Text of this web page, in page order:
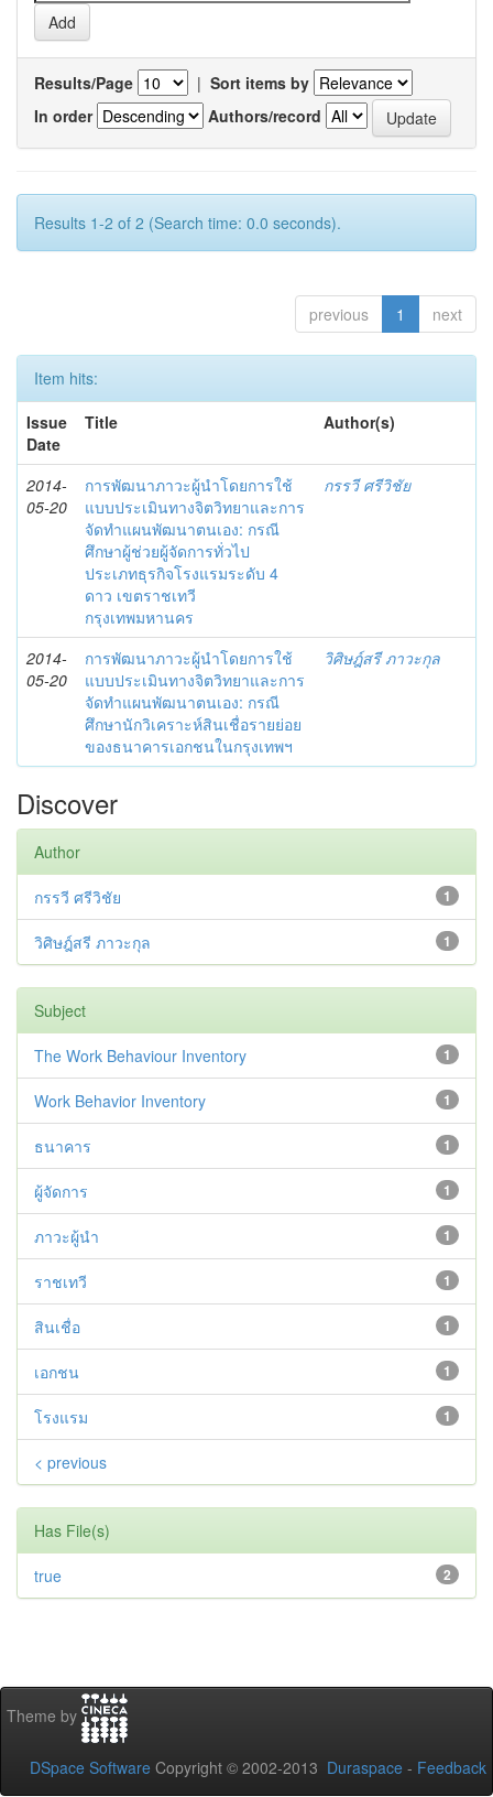
Results/Page | Sort items by
In order
Authors/record
Results 1-2 of 2 (Search time: 0.0 seconds).
previous 1 next
Item hits:
Issue
Date
Title Author(s)
2014-
05-20
การพัฒนาภาวะผู้นำโดยการใช้
แบบประเมินทางจิตวิทยาและการ
จัดทำแผนพัฒนาตนเอง: กรณี
ศึกษาผู้ช่วยผู้จัดการทั่วไป
ประเภทธุรกิจโรงแรมระดับ 4
ดาว เขตราชเทวี
กรุงเทพมหานคร
กรรวี ศรีวิชัย
2014-
05-20
การพัฒนาภาวะผู้นำโดยการใช้
แบบประเมินทางจิตวิทยาและการ
จัดทำแผนพัฒนาตนเอง: กรณี
ศึกษานักวิเคราะห์สินเชื่อรายย่อย
ของธนาคารเอกชนในกรุงเทพฯ
วิศิษฎ์สรี ภาวะกุล
Discover
Author
1
กรรวี ศรีวิชัย
1
วิศิษฎ์สรี ภาวะกุล
Subject
1
The Work Behaviour Inventory
1
Work Behavior Inventory
1
ธนาคาร
1
ผู้จัดการ
1
ภาวะผู้นำ
1
ราชเทวี
1
สินเชื่อ
1
เอกชน
1
โรงแรม
< previous
Has File(s)
2
true
Theme by
DSpace Software Copyright © 2002-2013 Duraspace - Feedback